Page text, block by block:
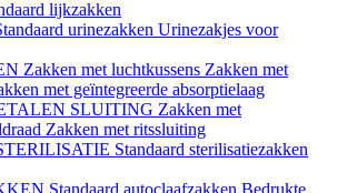
lijkzakken
urinezakken Urinezakjes voor
Zakken met luchtkussens Zakken met
met geïntegreerde absorptielaag
SLUITING Zakken met
Zakken met ritssluiting
Standaard sterilisatiezakken